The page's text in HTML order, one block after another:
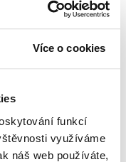
Více o cookies
funkcí
využíváme
náš web používáte,
a analýz.
šíří.